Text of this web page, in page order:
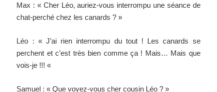
Max : « Cher Léo, auriez-vous interrompu une séance de
chat-perché chez les canards ? »
Léo : « J’ai rien interrompu du tout ! Les canards se
perchent et c’est très bien comme ça ! Mais… Mais que
vois-je !!! «
Samuel : « Que voyez-vous cher cousin Léo ? »